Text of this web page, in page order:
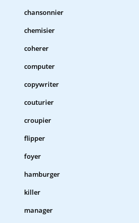
chansonnier
chemisier
coherer
computer
copywriter
couturier
croupier
flipper
foyer
hamburger
killer
manager